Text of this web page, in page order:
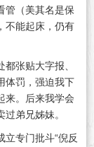
管（美其名是保
不能起床，仍有
张贴大字报、
体罚，强迫我下
来。后来我学会
弟兄姊妹。
立专门批斗“倪反